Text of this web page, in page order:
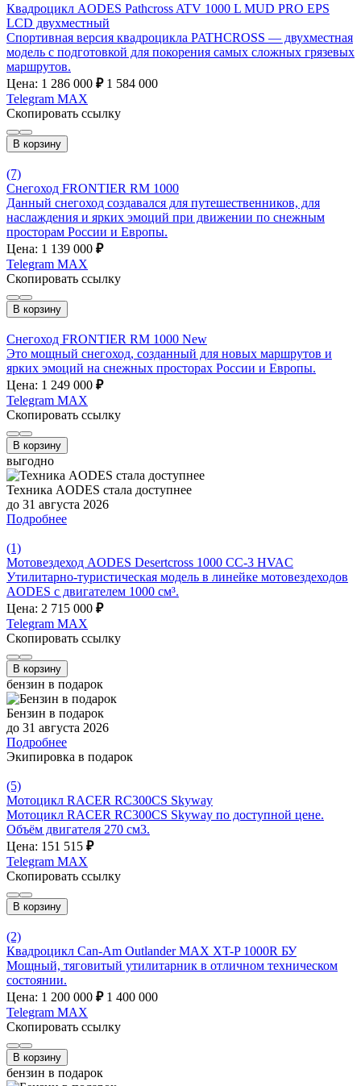
Квадроцикл AODES Pathcross ATV 1000 L MUD PRO EPS
LCD двухместный
Спортивная версия квадроцикла PATHCROSS — двухместная
модель с подготовкой для покорения самых сложных грязевых
маршрутов.
Цена: 1 286 000 ₽ 1 584 000
Telegram MAX
Скопировать ссылку
В корзину
(7)
Снегоход FRONTIER RM 1000
Данный снегоход создавался для путешественников, для
наслаждения и ярких эмоций при движении по снежным
просторам России и Европы.
Цена: 1 139 000 ₽
Telegram MAX
Скопировать ссылку
В корзину
Снегоход FRONTIER RM 1000 New
Это мощный снегоход, созданный для новых маршрутов и
ярких эмоций на снежных просторах России и Европы.
Цена: 1 249 000 ₽
Telegram MAX
Скопировать ссылку
В корзину
выгодно
Техника AODES стала доступнее
до 31 августа 2026
Подробнее
(1)
Мотовездеход AODES Desertcross 1000 CC-3 HVAC
Утилитарно-туристическая модель в линейке мотовездеходов
AODES с двигателем 1000 см³.
Цена: 2 715 000 ₽
Telegram MAX
Скопировать ссылку
В корзину
бензин в подарок
Бензин в подарок
до 31 августа 2026
Подробнее
Экипировка в подарок
(5)
Мотоцикл RACER RC300CS Skyway
Мотоцикл RACER RC300CS Skyway по доступной цене.
Объём двигателя 270 см3.
Цена: 151 515 ₽
Telegram MAX
Скопировать ссылку
В корзину
(2)
Квадроцикл Can-Am Outlander MAX XT-P 1000R БУ
Мощный, тяговитый утилитарник в отличном техническом
состоянии.
Цена: 1 200 000 ₽ 1 400 000
Telegram MAX
Скопировать ссылку
В корзину
бензин в подарок